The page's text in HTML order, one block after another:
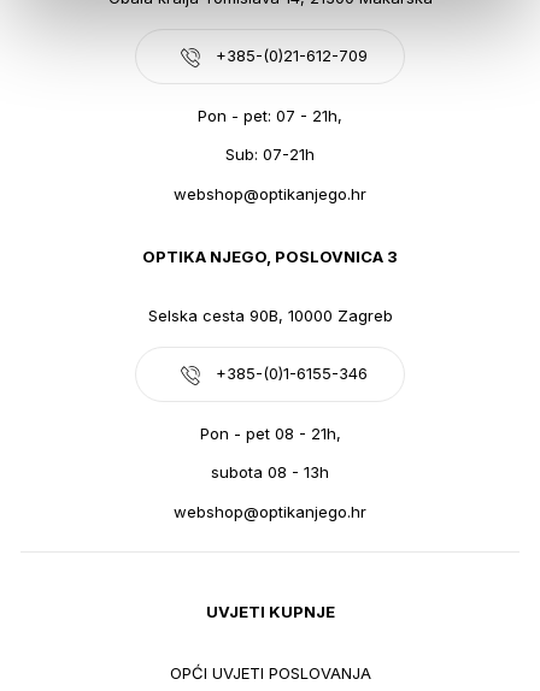
+385-(0)21-612-709
Pon - pet: 07 - 21h,
Sub: 07-21h
webshop@optikanjego.hr
OPTIKA NJEGO, POSLOVNICA 3
Selska cesta 90B, 10000 Zagreb
+385-(0)1-6155-346
Pon - pet 08 - 21h,
subota 08 - 13h
webshop@optikanjego.hr
UVJETI KUPNJE
OPĆI UVJETI POSLOVANJA